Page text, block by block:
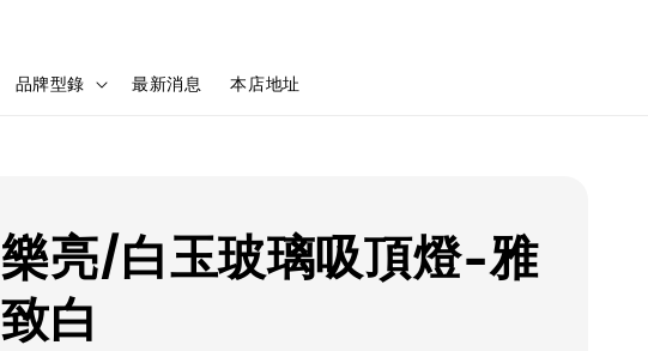
品牌型錄 最新消息 本店地址
樂亮/白玉玻璃吸頂燈-雅
致白